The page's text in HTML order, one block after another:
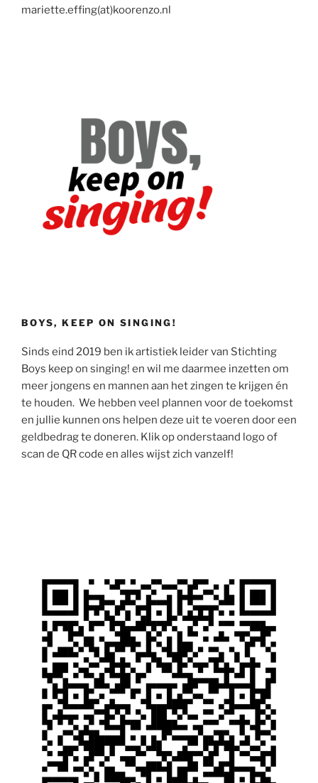
mariette.effing(at)koorenzo.nl
BOYS, KEEP ON SINGING!
Sinds eind 2019 ben ik artistiek leider van Stichting
Boys keep on singing! en wil me daarmee inzetten om
meer jongens en mannen aan het zingen te krijgen én
te houden. We hebben veel plannen voor de toekomst
en jullie kunnen ons helpen deze uit te voeren door een
geldbedrag te doneren. Klik op onderstaand logo of
scan de QR code en alles wijst zich vanzelf!